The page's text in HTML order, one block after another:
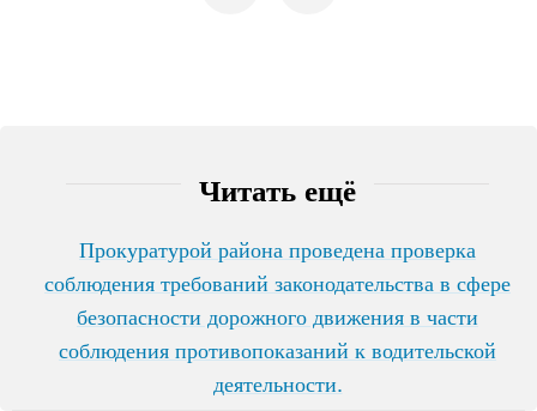
Читать ещё
Прокуратурой района проведена проверка
соблюдения требований законодательства в сфере
безопасности дорожного движения в части
соблюдения противопоказаний к водительской
деятельности.